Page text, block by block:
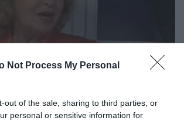
Not Process My Personal
out of the sale, sharing to third parties, or
personal or sensitive information for